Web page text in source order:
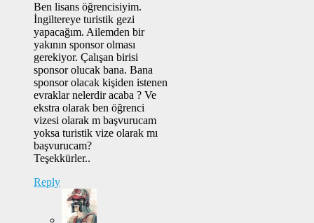
Ben lisans öğrencisiyim.
İngiltereye turistik gezi
yapacağım. Ailemden bir
yakının sponsor olması
gerekiyor. Çalışan birisi
sponsor olucak bana. Bana
sponsor olacak kişiden istenen
evraklar nelerdir acaba ? Ve
ekstra olarak ben öğrenci
vizesi olarak m başvurucam
yoksa turistik vize olarak mı
başvurucam?
Teşekkürler..
Reply